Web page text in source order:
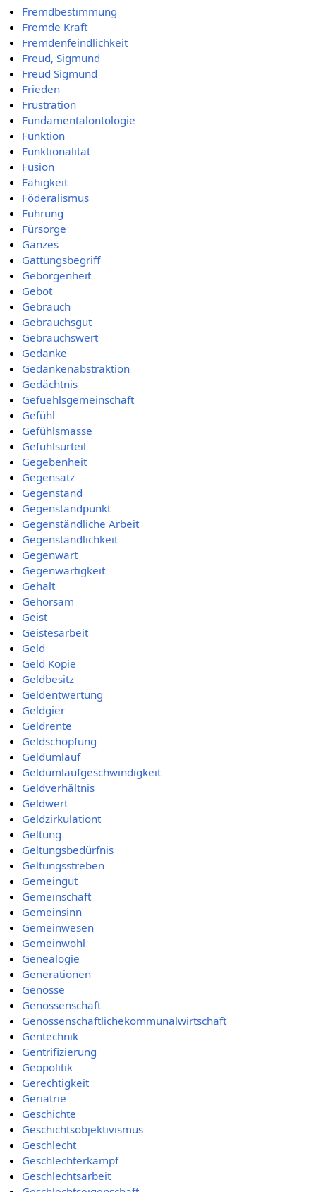
Fremdbestimmung
Fremde Kraft
Fremdenfeindlichkeit
Freud, Sigmund
Freud Sigmund
Frieden
Frustration
Fundamentalontologie
Funktion
Funktionalität
Fusion
Fähigkeit
Föderalismus
Führung
Fürsorge
Ganzes
Gattungsbegriff
Geborgenheit
Gebot
Gebrauch
Gebrauchsgut
Gebrauchswert
Gedanke
Gedankenabstraktion
Gedächtnis
Gefuehlsgemeinschaft
Gefühl
Gefühlsmasse
Gefühlsurteil
Gegebenheit
Gegensatz
Gegenstand
Gegenstandpunkt
Gegenständliche Arbeit
Gegenständlichkeit
Gegenwart
Gegenwärtigkeit
Gehalt
Gehorsam
Geist
Geistesarbeit
Geld
Geld Kopie
Geldbesitz
Geldentwertung
Geldgier
Geldrente
Geldschöpfung
Geldumlauf
Geldumlaufgeschwindigkeit
Geldverhältnis
Geldwert
Geldzirkulationt
Geltung
Geltungsbedürfnis
Geltungsstreben
Gemeingut
Gemeinschaft
Gemeinsinn
Gemeinwesen
Gemeinwohl
Genealogie
Generationen
Genosse
Genossenschaft
Genossenschaftlichekommunalwirtschaft
Gentechnik
Gentrifizierung
Geopolitik
Gerechtigkeit
Geriatrie
Geschichte
Geschichtsobjektivismus
Geschlecht
Geschlechterkampf
Geschlechtsarbeit